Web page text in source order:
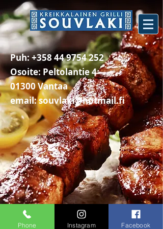
Puh:+358 44 9754 252
Osoite: Peltolantie 4
01300 Vantaa
email:souvlaki@hotmail.fi
Phone Instagram Facebook